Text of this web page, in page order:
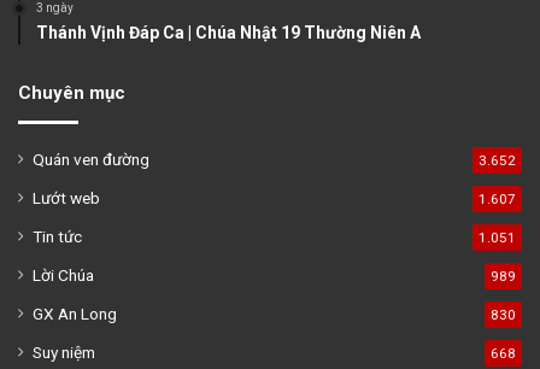
3 ngày
Thánh Vịnh Đáp Ca | Chúa Nhật 19 Thường Niên A
Chuyên mục
Quán ven đường 3.652
Lướt web 1.607
Tin tức 1.051
Lời Chúa 989
GX An Long 830
Suy niệm 668